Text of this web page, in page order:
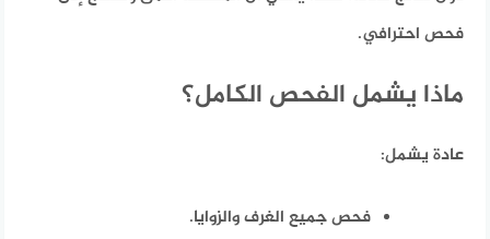
فحص احترافي.
ماذا يشمل الفحص الكامل؟
عادة يشمل:
فحص جميع الغرف والزوايا.